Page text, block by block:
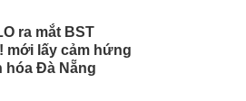
ra mắt BST
mới lấy cảm hứng
hóa Đà Nẵng